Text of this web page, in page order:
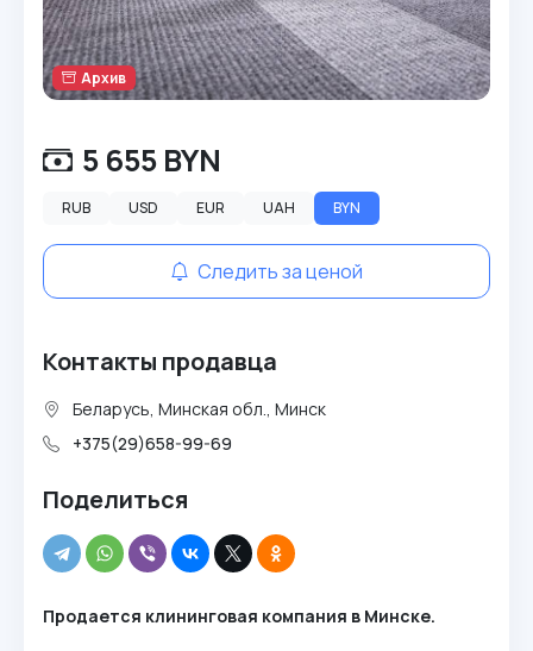
Архив
5 655 BYN
RUB USD EUR UAH BYN
Следить за ценой
Контакты продавца
Беларусь, Минская обл., Минск
+375(29)658-99-69
Поделиться
Продается клининговая компания в Минске.